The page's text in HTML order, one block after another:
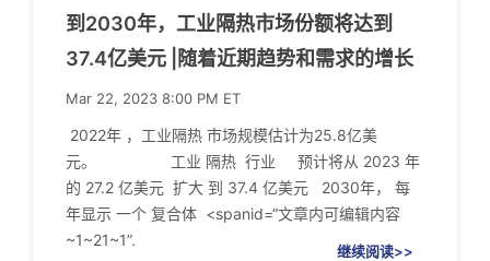
到2030年，工业隔热市场份额将达到
37.4亿美元 |随着近期趋势和需求的增长
Mar 22, 2023 8:00 PM ET
2022年 ，工业隔热 市场规模估计为25.8亿美
元。 工业 隔热 行业 预计将从 2023 年
的 27.2 亿美元 扩大 到 37.4 亿美元 2030年， 每
年显示 一个 复合体 <spanid=“文章内可编辑内容
~1~21~1”.
继续阅读>>